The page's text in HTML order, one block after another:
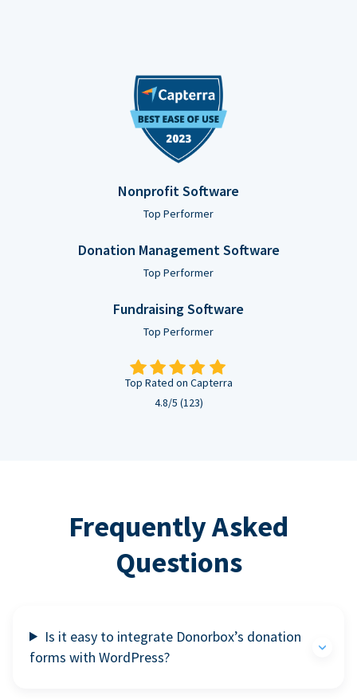
Nonprofit Software
Top Performer
Donation Management Software
Top Performer
Fundraising Software
Top Performer
Top Rated on Capterra
4.8/5 (123)
Frequently Asked
Questions
Is it easy to integrate Donorbox’s donation
forms with WordPress?